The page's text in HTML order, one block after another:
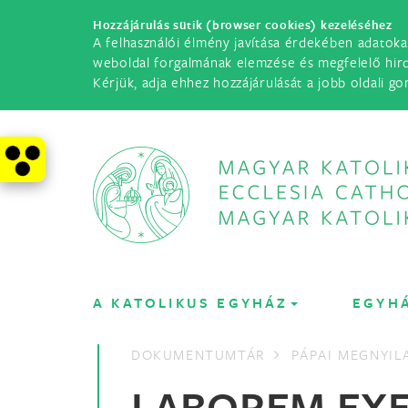
Hozzájárulás sütik (browser cookies) kezeléséhez
A felhasználói élmény javítása érdekében
weboldal forgalmának elemzése és megfelelő
Kérjük, adja ehhez hozzájárulását a jobb oldali
A KATOLIKUS EGYHÁZ
DOKUMENTUMTÁR PÁPAI